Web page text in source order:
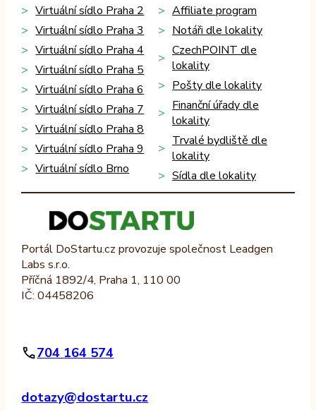
Virtuální sídlo Praha 2
Virtuální sídlo Praha 3
Virtuální sídlo Praha 4
Virtuální sídlo Praha 5
Virtuální sídlo Praha 6
Virtuální sídlo Praha 7
Virtuální sídlo Praha 8
Virtuální sídlo Praha 9
Virtuální sídlo Brno
Affiliate program
Notáři dle lokality
CzechPOINT dle
lokality
Pošty dle lokality
Finanční úřady dle
lokality
Trvalé bydliště dle
lokality
Sídla dle lokality
Portál DoStartu.cz provozuje společnost Leadgen
Labs s.r.o.
Příčná 1892/4, Praha 1, 110 00
IČ: 04458206
704 164 574
dotazy@dostartu.cz